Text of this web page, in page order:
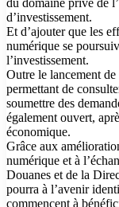
d’investissement.
Et d’ajouter que les
numérique se
l’investissement.
Outre le lancement
permettant de
soumettre des
également ouvert,
économique.
Grâce aux
numérique et à
Douanes et de la
pourra à l’avenir
commencent à